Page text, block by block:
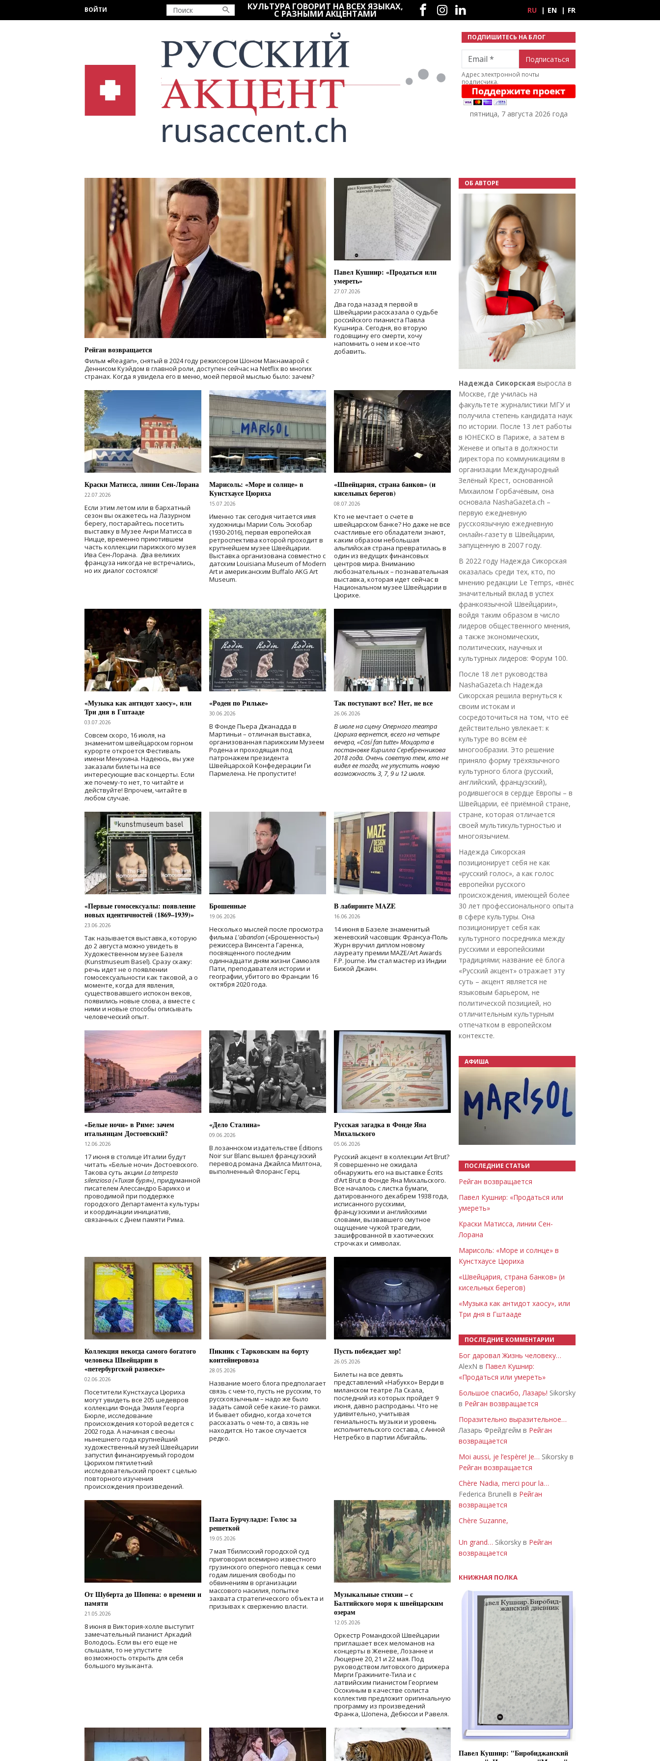
ВОЙТИ КУЛЬТУРА ГОВОРИТ НА ВСЕХ ЯЗЫКАХ,
С РАЗНЫМИ АКЦЕНТАМИ
Социальные сети
RU EN FR
ПОДПИШИТЕСЬ НА БЛОГ
Email
Адрес электронной почты
подписчика.
пятница, 7 августа 2026 года
Рейган возвращается
Фильм «Reagan», снятый в 2024 годурежиссером Шоном Макнамарой с
Деннисом Куэйдом в главной роли, доступен сейчас на Netflix во многих
странах. Когда я увидела его в меню, моей первой мыслью было: зачем?
Павел Кушнир: «Продаться или
умереть»
27.07.2026
Два года назад я первой в
Швейцарии рассказала о судьбе
российского пианиста Павла
Кушнира. Сегодня, во вторую
годовщину его смерти, хочу
напомнить о нем и кое-что
добавить.
Краски Матисса, линии Сен-Лорана
22.07.2026
Если этим летом или в бархатный
сезон вы окажетесь на Лазурном
берегу, постарайтесь посетить
выставку в Музее Анри Матисса в
Ницце, временно приютившем
часть коллекции парижского музея
Ива Сен-Лорана. Два великих
француза никогда не встречались,
но их диалог состоялся!
Марисоль: «Море и солнце» в
Кунстхаусе Цюриха
15.07.2026
Именно так сегодня читается имя
художницы Марии Соль Эскобар
(1930-2016), первая европейская
ретроспектива которой проходит в
крупнейшем музее Швейцарии.
Выставка организована совместно с
датским Louisiana Museum of Modern
Art и американским Buffalo AKG Art
Museum.
«Швейцария, страна банков» (и
кисельных берегов)
08.07.2026
Кто не мечтает о счете в
швейцарском банке? Но даже не все
счастливые его обладатели знают,
каким образом небольшая
альпийская страна превратилась в
один из ведущих финансовых
центров мира. Вниманию
любознательных – познавательная
выставка, которая идет сейчас в
Национальном музее Швейцарии в
Цюрихе.
«Музыка как антидот хаосу», или
Три дня в Гштааде
03.07.2026
Совсем скоро, 16 июля, на
знаменитом швейцарском горном
курорте откроется Фестиваль
имени Менухина. Надеюсь, вы уже
заказали билеты на все
интересующие вас концерты. Если
же почему-то нет, то читайте и
действуйте! Впрочем, читайте в
любом случае.
«Роден по Рильке»
30.06.2026
В Фонде Пьера Джанадда в
Мартиньи – отличная выставка,
организованная парижским Музеем
Родена и проходящая под
патронажем президента
Швейцарской Конфедерации Ги
Пармелена. Не пропустите!
Так поступают все? Нет, не все
26.06.2026
В июле на сцену Оперного театра
Цюриха вернется, всего на четыре
вечера, «Cosí fan tutte» Моцарта в
постановке Кирилла Серебренникова
2018 года. Очень советую тем, кто не
видел ее тогда, не упустить новую
возможность 3, 7, 9 и 12 июля.
«Первые гомосексуалы: появление
новых идентичностей (1869–1939)»
23.06.2026
Так называется выставка, которую
до 2 августа можно увидеть в
Художественном музее Базеля
(Kunstmuseum Basel). Сразу скажу:
речь идет не о появлении
гомосексуальности как таковой, а о
моменте, когда для явления,
существовавшего испокон веков,
появились новые слова, а вместе с
ними и новые способы описывать
человеческий опыт.
Брошенные
19.06.2026
Несколько мыслей после просмотра
фильма L'abandon(«Брошенность»)
режиссера Винсента Гаренка,
посвященного последним
одиннадцати дням жизни Самюэля
Пати, преподавателя истории и
географии, убитого во Франции 16
октября 2020 года.
В лабиринте MAZE
16.06.2026
14 июня в Базеле знаменитый
женевский часовщик Франсуа-Поль
Журн вручил диплом новому
лауреату премии MAZE/Art Awards
F.P. Journe. Им стал мастер из Индии
Бижой Джаин.
«Белые ночи» в Риме: зачем
итальянцам Достоевский?
12.06.2026
17 июня в столице Италии будут
читать «Белые ночи» Достоевского.
Такова суть акции La tempesta
silenziosa («Тихая буря»), придуманной
писателем Алессандро Барикко и
проводимой при поддержке
городского Департамента культуры
и координации инициатив,
связанных с Днем памяти Рима.
«Дело Сталина»
09.06.2026
В лозаннском издательстве Éditions
Noir sur Blanc вышел французский
перевод романа Джайлса Милтона,
выполненный Флоранс Герц.
Русская загадка в Фонде Яна
Михальского
05.06.2026
Русский акцент в коллекции Art Brut?
Я совершенно не ожидала
обнаружить его на выставке Écrits
d’Art Brut в Фонде Яна Михальского.
Все началось с листка бумаги,
датированного декабрем 1938 года,
исписанного русскими,
французскими и английскими
словами, вызвавшего смутное
ощущение чужой трагедии,
зашифрованной в хаотических
строчках и символах.
Коллекция некогда самого богатого
человека Швейцарии в
«петербургской развеске»
02.06.2026
Посетители Кунстхауса Цюриха
могут увидеть все 205 шедевров
коллекции Фонда Эмиля Георга
Бюрле, исследование
происхождения которой ведется с
2002 года. А начиная с весны
нынешнего года крупнейший
художественный музей Швейцарии
запустил финансируемый городом
Цюрихом пятилетний
исследовательский проект с целью
повторного изучения
происхождения произведений.
Пикник с Тарковским на борту
контейнеровоза
28.05.2026
Название моего блога предполагает
связь с чем-то, пусть не русским, то
русскоязычным – надо же было
задать самой себе какие-то рамки.
И бывает обидно, когда хочется
рассказать о чем-то, а связь не
находится. Но такое случается
редко.
Пусть побеждает хор!
26.05.2026
Билеты на все девять
представлений «Набукко» Верди в
миланском театре Ла Скала,
последний из которых пройдет 9
июня, давно распроданы. Что не
удивительно, учитывая
гениальность музыки и уровень
исполнительского состава, с Анной
Нетребко в партии Абигайль.
От Шуберта до Шопена: о времени и
памяти
21.05.2026
8 июня в Виктория-холле выступит
замечательный пианист Аркадий
Володось. Если вы его еще не
слышали, то не упустите
возможность открыть для себя
большого музыканта.
Паата Бурчуладзе: Голос за
решеткой
19.05.2026
7 мая Тбилисский городской суд
приговорил всемирно известного
грузинского оперного певца к семи
годам лишения свободы по
обвинениям в организации
массового насилия, попытке
захвата стратегического объекта и
призывах к свержению власти.
Музыкальные стихии – с
Балтийского моря к швейцарским
озерам
12.05.2026
Оркестр Романдской Швейцарии
приглашает всех меломанов на
концерты в Женеве, Лозанне и
Люцерне 20, 21 и 22 мая. Под
руководством литовского дирижера
Мирги Гражините-Тила и с
латвийским пианистом Георгием
Осокиным в качестве солиста
коллектив предложит оригинальную
программу из произведений
Франка, Шопена, Дебюсси и Равеля.
ОБ АВТОРЕ
Надежда Сикорская выросла в
Москве, где училась на
факультете журналистики МГУ и
получила степень кандидата наук
по истории. После 13 лет работы
в ЮНЕСКО в Париже, а затем в
Женеве и опыта в должности
директора по коммуникациям в
организации Международный
Зелёный Крест, основанной
Михаилом Горбачёвым, она
основала NashaGazeta.ch –
первую ежедневную
русскоязычную ежедневную
онлайн-газету в Швейцарии,
запущенную в 2007 году.
В 2022 году Надежда Сикорская
оказалась среди тех, кто, по
мнению редакции Le Temps, «внёс
значительный вклад в успех
франкоязычной Швейцарии»,
войдя таким образом в число
лидеров общественного мнения,
а также экономических,
политических, научных и
культурных лидеров: Форум 100.
После 18 лет руководства
NashaGazeta.ch Надежда
Сикорская решила вернуться к
своим истокам и
сосредоточиться на том, что её
действительно увлекает: к
культуре во всём её
многообразии. Это решение
приняло форму трёхязычного
культурного блога (русский,
английский, французский),
родившегося в сердце Европы – в
Швейцарии, её приёмной стране,
стране, которая отличается
своей мультикультурностью и
многоязычием.
Надежда Сикорская
позиционирует себя не как
«русский голос», а как голос
европейки русского
происхождения, имеющей более
30 лет профессионального опыта
в сфере культуры. Она
позиционирует себя как
культурного посредника между
русскими и европейскими
традициями; название её блога
«Русский акцент» отражает эту
суть – акцент является не
языковым барьером, не
политической позицией, но
отличительным культурным
отпечатком в европейском
контексте.
АФИША
ПОСЛЕДНИЕ СТАТЬИ
Рейган возвращается
Павел Кушнир: «Продаться или
умереть»
Краски Матисса, линии Сен-
Лорана
Марисоль: «Море и солнце» в
Кунстхаусе Цюриха
«Швейцария, страна банков» (и
кисельных берегов)
«Музыка как антидот хаосу», или
Три дня в Гштааде
ПОСЛЕДНИЕ КОММЕНТАРИИ
Бог даровал Жизнь человеку…
AlexN в Павел Кушнир:
«Продаться или умереть»
Большое спасибо, Лазарь! Sikorsky
в Рейган возвращается
Поразительно выразительное…
Лазарь Фрейдгейм в Рейган
возвращается
Moi aussi, je l’espère! Je… Sikorsky в
Рейган возвращается
Chère Nadia, merci pour la…
Federica Brunelli в Рейган
возвращается
Chère Suzanne,
Un grand… Sikorsky в Рейган
возвращается
КНИЖНАЯ ПОЛКА
Павел Кушнир: "Биробиджанский